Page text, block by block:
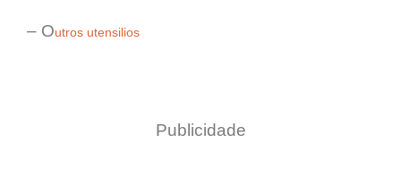
– Outros utensilios
Publicidade